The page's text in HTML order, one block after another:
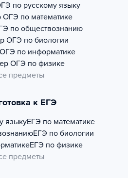
по русскому языку
ОГЭ по математике
по обществознанию
ОГЭ по биологии
ОГЭ по информатике
ОГЭ по физике
предметы
к ЕГЭ
языкуЕГЭ по математике
ЕГЭ по биологии
ЕГЭ по физике
предметы